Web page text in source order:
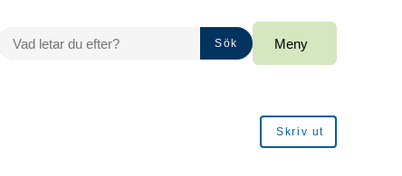
VAD LETAR DU EFTER?
Sök
Meny
Skriv ut